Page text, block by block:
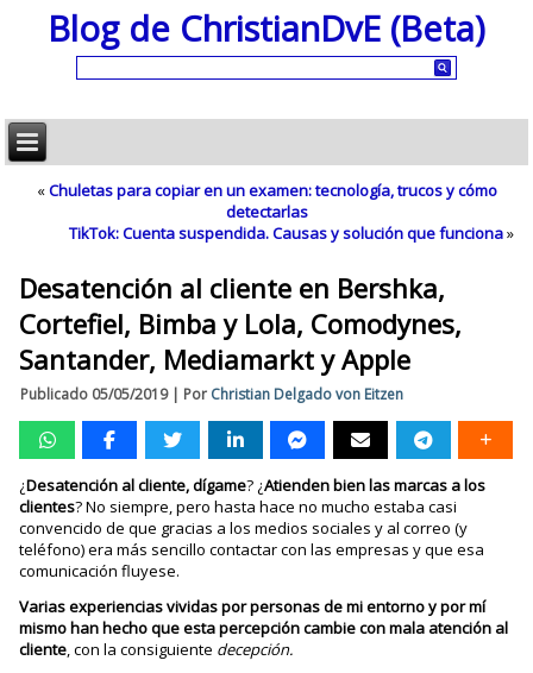
Blog de ChristianDvE (Beta)
«Chuletas para copiar en un examen: tecnología, trucos y cómo
detectarlas
TikTok: Cuenta suspendida. Causas y solución que funciona»
Desatención al cliente en Bershka,
Cortefiel, Bimba y Lola, Comodynes,
Santander, Mediamarkt y Apple
Publicado 05/05/2019| Por Christian Delgado von Eitzen
¿Desatención al cliente, dígame? ¿Atienden bien las marcas a los
clientes? No siempre, pero hasta hace no mucho estaba casi
convencido de que gracias a los medios sociales y al correo (y
teléfono) era más sencillo contactar con las empresas y que esa
comunicación fluyese.
Varias experiencias vividas por personas de mi entorno y por mí
mismo han hecho que esta percepción cambie con mala atención al
cliente, con la consiguiente decepción.